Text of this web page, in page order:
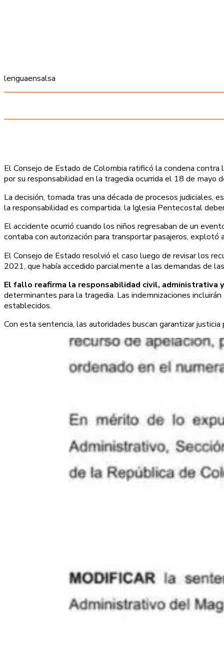
lenguaensalsa
El Consejo de Estado de Colombia ratificó la condena
por su responsabilidad en la tragedia ocurrida el 18 de mayo
La decisión, tomada tras una década de procesos
la responsabilidad es compartida: la Iglesia Pentecostal
El accidente ocurrió cuando los niños regresaban de un
contaba con autorización para transportar pasajeros,
El Consejo de Estado resolvió el caso luego de revisar los
2021, que había accedido parcialmente a las demandas de
El fallo reafirma la responsabilidad civil, administrativa
determinantes para la tragedia. Las indemnizaciones
establecidos.
Con esta sentencia, las autoridades buscan garantizar